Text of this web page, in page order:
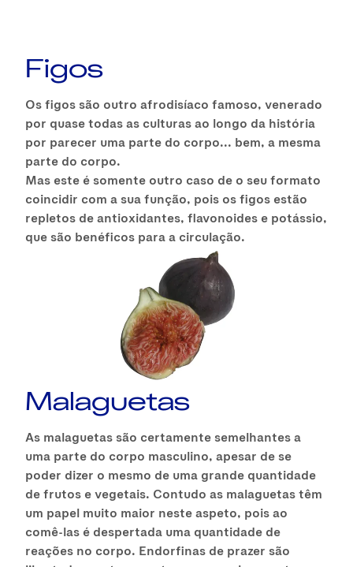
Figos
Os figos são outro afrodisíaco famoso, venerado
por quase todas as culturas ao longo da história
por parecer uma parte do corpo... bem, a mesma
parte do corpo.
Mas este é somente outro caso de o seu formato
coincidir com a sua função, pois os figos estão
repletos de antioxidantes, flavonoides e potássio,
que são benéficos para a circulação.
Malaguetas
As malaguetas são certamente semelhantes a
uma parte do corpo masculino, apesar de se
poder dizer o mesmo de uma grande quantidade
de frutos e vegetais. Contudo as malaguetas têm
um papel muito maior neste aspeto, pois ao
comê-las é despertada uma quantidade de
reações no corpo. Endorfinas de prazer são